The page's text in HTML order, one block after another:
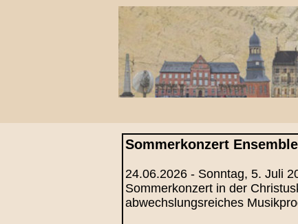
Sommerkonzert
24.06.2026 - Sonntag, 5. Juli
Sommerkonzert in der
abwechslungsreiches